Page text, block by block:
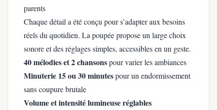
parents
Chaque détail a été conçu pour s’adapter aux besoins
réels du quotidien. La poupée propose un large choix
sonore et des réglages simples, accessibles en un geste.
40 mélodies et 2 chansonspour varier les ambiances
Minuterie 15 ou 30 minutespour un endormissement
sans coupure brutale
Volume et intensité lumineuse réglables